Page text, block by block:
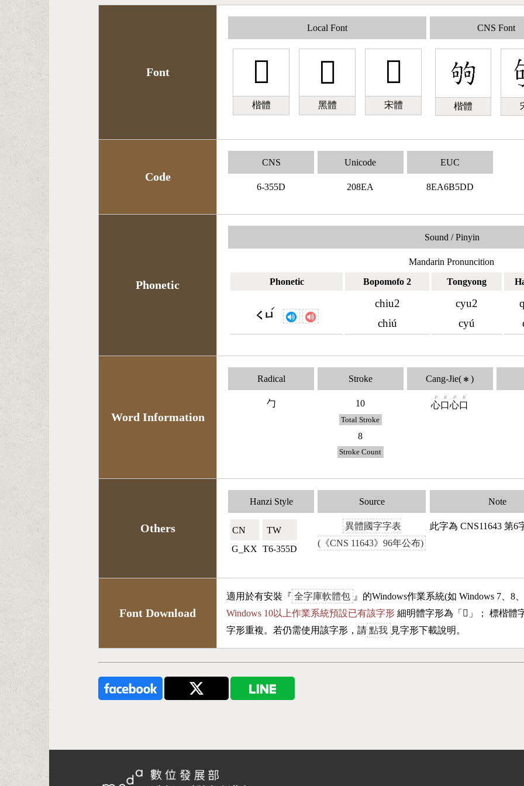
Font
Local Font
𠣪
楷體
𠣪
黑體
𠣪
宋體
CNS Font
楷體
Code
CNS
6-355D
Unicode
208EA
EUC
8EA6B5DD
Phonetic
Sound / Pinyin
Mandarin Pronuncition
Phonetic
Bopomofo 2 Tongyong
ㄑㄩ
ˊ
chiu2
chiú
cyu2
cyú
Word Information
Radical
勹
Stroke
10
Total Stroke
8
Stroke Count
Cang-Jie( ✱ )
心
P
口
R
心
P
口
R
Others
Hanzi Style
CN🇨🇳
G_KX
TW🇹🇼
T6-355D
Source
異體國字字表
(《CNS 11643》96年公布)
Note
此字為 CNS11643 第6
Font Download
適用於有安裝『 全字庫軟體包 』的Windows作業系統(如 Windows 7、8
Windows 10以上作業系統預設已有該字形 細明體字形為「 𠣪 」； 標楷體
字形重複。若仍需使用該字形，請 點我 見字形下載說明。